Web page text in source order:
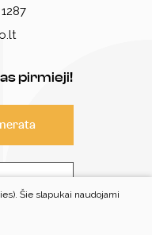
pirmieji!
Šie slapukai naudojami